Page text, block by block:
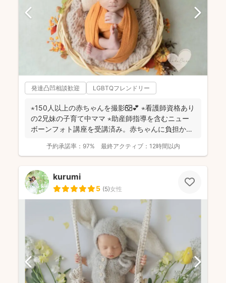
発達凸凹相談歓迎 LGBTQフレンドリー
⋆150人以上の赤ちゃんを撮影📷💕 ⋆看護師資格あり
の2兄妹の子育て中ママ ⋆助産師指導を含むニュー
ボーンフォト講座を受講済み。赤ちゃんに負担かけ
予約承諾率： 97% 最終アクティブ： 12時間以内
kurumi
5 (5)女性